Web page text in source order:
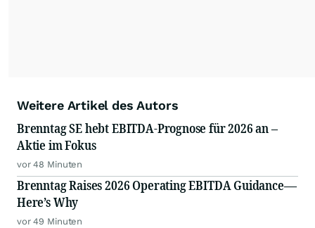
Weitere Artikel des Autors
Brenntag SE hebt EBITDA-Prognose für 2026 an –
Aktie im Fokus
vor 48 Minuten
Brenntag Raises 2026 Operating EBITDA Guidance—
Here’s Why
vor 49 Minuten